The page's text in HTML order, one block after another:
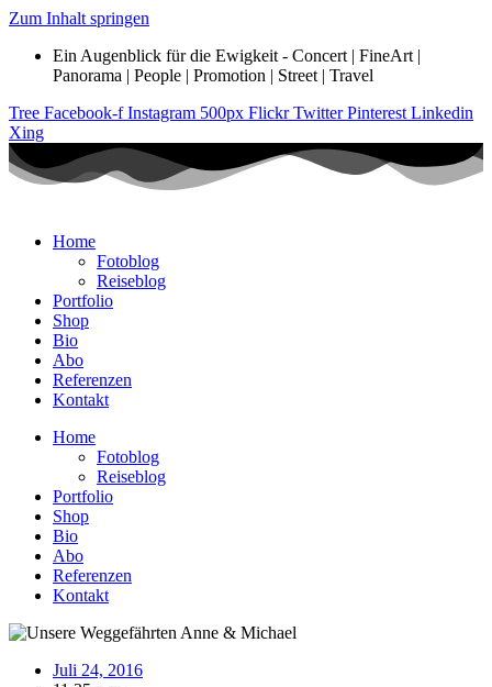
Zum Inhalt springen
Ein Augenblick für die Ewigkeit - Concert | FineArt |
Panorama | People | Promotion | Street | Travel
Tree Facebook-f Instagram 500px Flickr Twitter Pinterest Linkedin
Xing
Home
Fotoblog
Reiseblog
Portfolio
Shop
Bio
Abo
Referenzen
Kontakt
Home
Fotoblog
Reiseblog
Portfolio
Shop
Bio
Abo
Referenzen
Kontakt
Juli 24, 2016